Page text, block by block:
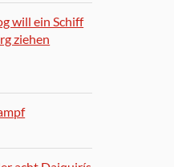
will ein Schiff
ziehen